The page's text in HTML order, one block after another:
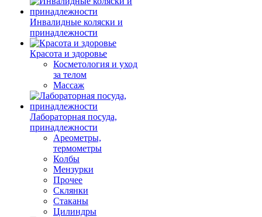
Инвалидные коляски и
принадлежности
Красота и здоровье
Косметология и уход
за телом
Массаж
Лабораторная посуда,
принадлежности
Ареометры,
термометры
Колбы
Мензурки
Прочее
Склянки
Стаканы
Цилиндры